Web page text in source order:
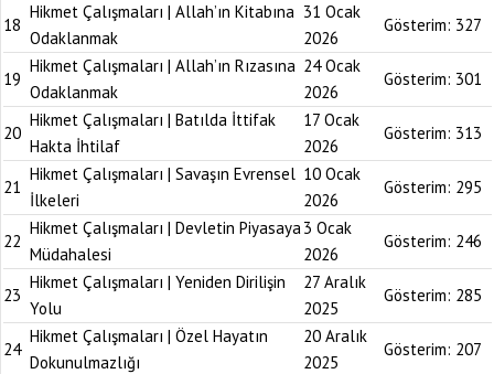
18
Hikmet Çalışmaları | Allah’ın Kitabına
Odaklanmak
31 Ocak
2026
Gösterim: 327
19
Hikmet Çalışmaları | Allah’ın Rızasına
Odaklanmak
24 Ocak
2026
Gösterim: 301
20
Hikmet Çalışmaları | Batılda İttifak
Hakta İhtilaf
17 Ocak
2026
Gösterim: 313
21
Hikmet Çalışmaları | Savaşın Evrensel
İlkeleri
10 Ocak
2026
Gösterim: 295
22
Hikmet Çalışmaları | Devletin Piyasaya
Müdahalesi
3 Ocak
2026
Gösterim: 246
23
Hikmet Çalışmaları | Yeniden Dirilişin
Yolu
27 Aralık
2025
Gösterim: 285
24
Hikmet Çalışmaları | Özel Hayatın
Dokunulmazlığı
20 Aralık
2025
Gösterim: 207